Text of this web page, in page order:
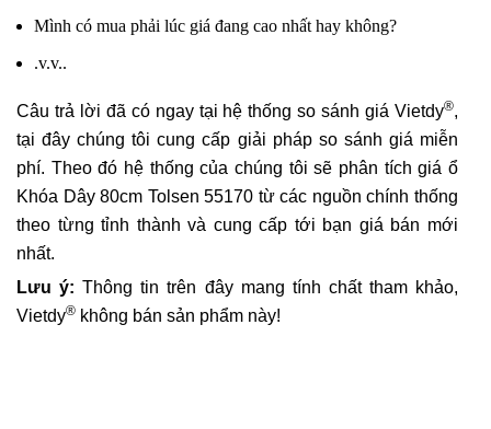
Mình có mua phải lúc giá đang cao nhất hay không?
.v.v..
Câu trả lời đã có ngay tại hệ thống so sánh giá Vietdy®,
tại đây chúng tôi cung cấp giải pháp so sánh giá miễn
phí. Theo đó hệ thống của chúng tôi sẽ phân tích giá ổ
Khóa Dây 80cm Tolsen 55170 từ các nguồn chính thống
theo từng tỉnh thành và cung cấp tới bạn giá bán mới
nhất.
Lưu ý: Thông tin trên đây mang tính chất tham khảo,
Vietdy® không bán sản phẩm này!